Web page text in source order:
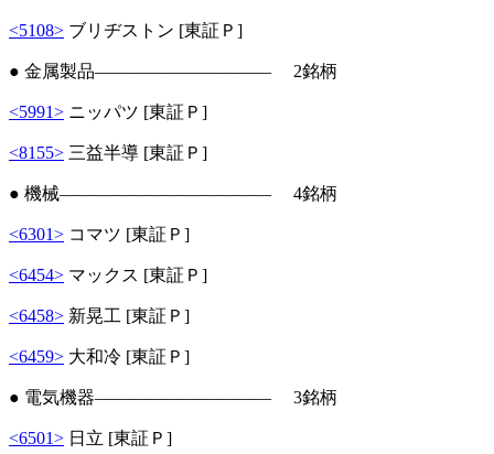
<5108> ブリヂストン [東証Ｐ]
● 金属製品―――――――――― 2銘柄
<5991> ニッパツ [東証Ｐ]
<8155> 三益半導 [東証Ｐ]
● 機械―――――――――――― 4銘柄
<6301> コマツ [東証Ｐ]
<6454> マックス [東証Ｐ]
<6458> 新晃工 [東証Ｐ]
<6459> 大和冷 [東証Ｐ]
● 電気機器―――――――――― 3銘柄
<6501> 日立 [東証Ｐ]